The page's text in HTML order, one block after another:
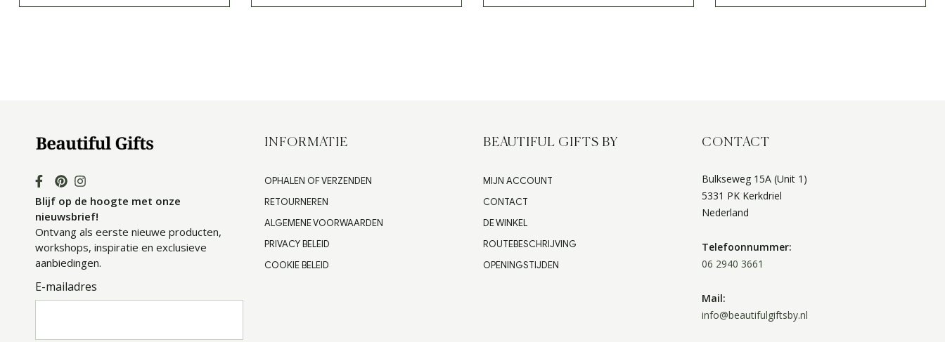
Blijf op de hoogte met onze
nieuwsbrief!
Ontvang als eerste nieuwe producten,
workshops, inspiratie en exclusieve
aanbiedingen.
E-mailadres
INFORMATIE
OPHALEN OF VERZENDEN
RETOURNEREN
ALGEMENE VOORWAARDEN
PRIVACY BELEID
COOKIE BELEID
BEAUTIFUL GIFTS BY
MIJN ACCOUNT
CONTACT
DE WINKEL
ROUTEBESCHRIJVING
OPENINGSTIJDEN
CONTACT
Bulkseweg 15A (Unit 1)
5331 PK Kerkdriel
Nederland
Telefoonnummer:
06 2940 3661
Mail:
info@beautifulgiftsby.nl